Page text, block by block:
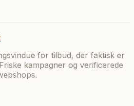
for tilbud, der faktisk er
kampagner og verificerede